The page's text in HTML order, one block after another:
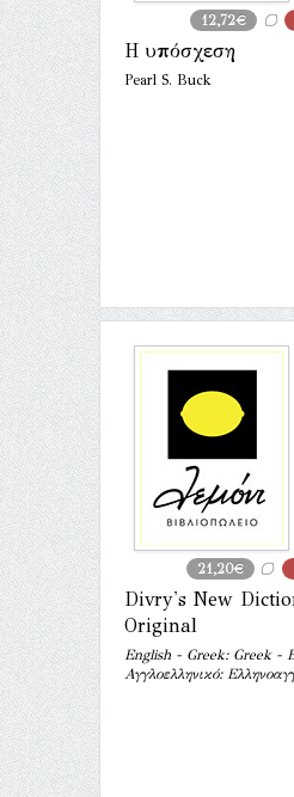
12,72€
Η υπόσχεση
Pearl S. Buck
21,20€
Divry's New
Original
English - Greek: Greek -
Αγγλοελληνικό: